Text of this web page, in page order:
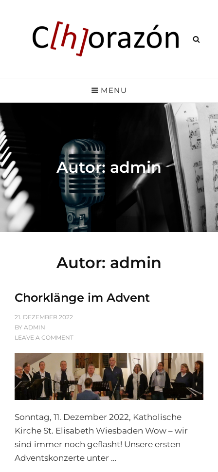
VOKALENSEMBLE
C[H]ORAZÓN
MENU
Autor: admin
Autor: admin
Chorklänge im Advent
POSTED
ON
21. DEZEMBER 2022
BY ADMIN
LEAVE A COMMENTON
IM
ADVENT
Sonntag, 11. Dezember 2022, Katholische
Kirche St. Elisabeth Wiesbaden Wow – wir
sind immer noch geflasht! Unsere ersten
Adventskonzerte unter …